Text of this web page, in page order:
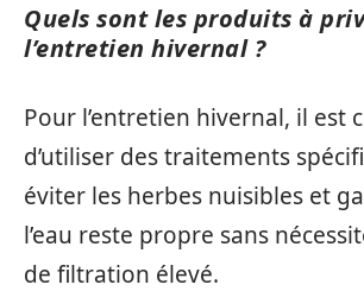
Quels sont les produits à
l’entretien hivernal ?
Pour l’entretien hivernal, il est
d’utiliser des traitements
éviter les herbes nuisibles et
l’eau reste propre sans
de filtration élevé.